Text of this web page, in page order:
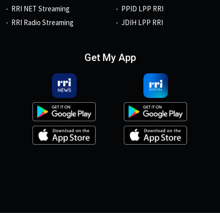
RRI NET Streaming
RRI Radio Streaming
PPID LPP RRI
JDIH LPP RRI
Get My App